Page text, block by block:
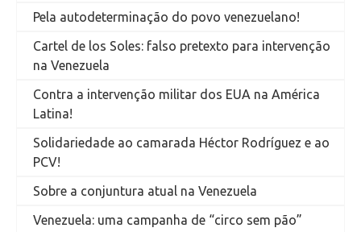
Pela autodeterminação do povo venezuelano!
Cartel de los Soles: falso pretexto para intervenção
na Venezuela
Contra a intervenção militar dos EUA na América
Latina!
Solidariedade ao camarada Héctor Rodríguez e ao
PCV!
Sobre a conjuntura atual na Venezuela
Venezuela: uma campanha de “circo sem pão”